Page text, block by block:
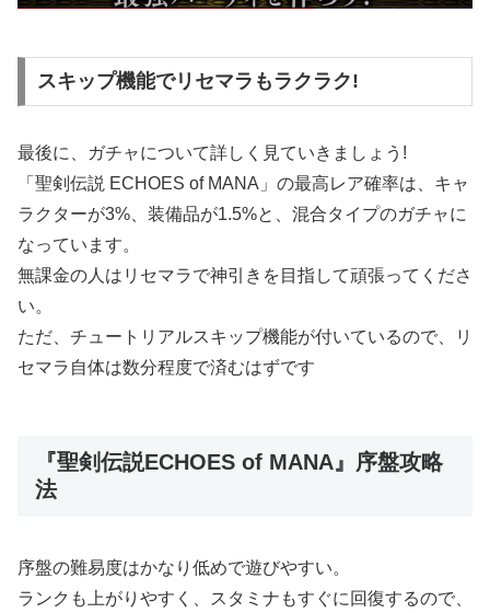
スキップ機能でリセマラもラクラク!
最後に、ガチャについて詳しく見ていきましょう!
「聖剣伝説 ECHOES of MANA」の最高レア確率は、キャ
ラクターが3%、装備品が1.5%と、混合タイプのガチャに
なっています。
無課金の人はリセマラで神引きを目指して頑張ってくださ
い。
ただ、チュートリアルスキップ機能が付いているので、リ
セマラ自体は数分程度で済むはずです
『聖剣伝説ECHOES of MANA』序盤攻略
法
序盤の難易度はかなり低めで遊びやすい。
ランクも上がりやすく、スタミナもすぐに回復するので、